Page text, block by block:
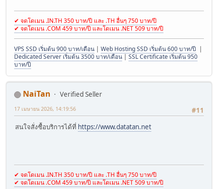
✔ จดโดเมน .IN.TH 350 บาท/ปี และ .TH อื่นๆ 750 บาท/ปี
✔ จดโดเมน .COM 459 บาท/ปี และโดเมน .NET 509 บาท/ปี
VPS SSD เริ่มต้น 900 บาท/เดือน | Web Hosting SSD เริ่มต้น 600 บาท/ปี |
Dedicated Server เริ่มต้น 3500 บาท/เดือน | SSL Certificate เริ่มต้น 950
บาท/ปี
NaiTan
Verified Seller
#11
17 เมษายน 2026, 14:19:56
สนใจสั่งซื้อบริการได้ที่ https://www.datatan.net
✔ จดโดเมน .IN.TH 350 บาท/ปี และ .TH อื่นๆ 750 บาท/ปี
✔ จดโดเมน .COM 459 บาท/ปี และโดเมน .NET 509 บาท/ปี